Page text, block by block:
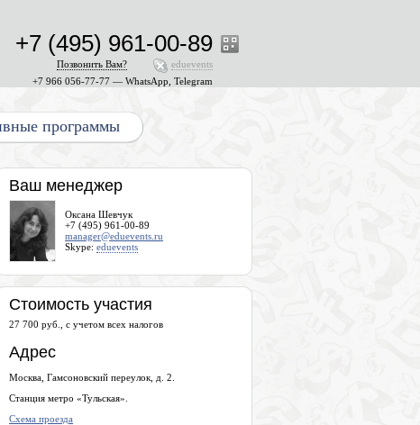
программы
+7 966 056-77-77 — WhatsApp, Telegram
eduevents
Позвонить Вам?
+7 (495) 961-00-89
Ваш менеджер
Оксана Шевчук
+7 (495) 961-00-89
manager@eduevents.ru
Skype: eduevents
Стоимость участия
27 700 руб., с учетом всех налогов
Адрес
Москва, Гамсоновский переулок, д. 2.
Станция метро «Тульская».
Схема проезда